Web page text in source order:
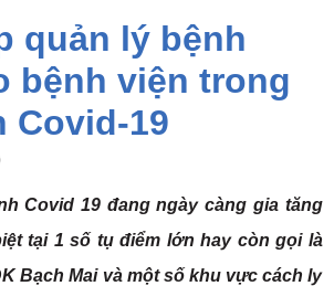
quản lý bệnh
bệnh viện trong
Covid-19
Covid 19 đang ngày càng gia tăng
tại 1 số tụ điểm lớn hay còn gọi là
Bạch Mai và một số khu vực cách ly